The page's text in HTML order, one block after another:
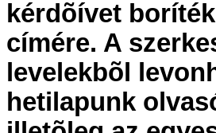
kérdõívet
címére. A
levelekbõl
hetilapunk